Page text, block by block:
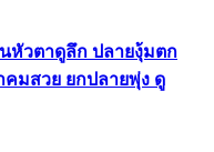
หัวตาดูลึก ปลายงุ้มตก
มสวย ยกปลายพุ่ง ดู